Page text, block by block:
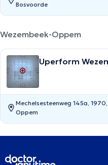
Bosvoorde
Wezembeek-Oppem
Uperform
Mechelsesteenweg 145a,
Oppem